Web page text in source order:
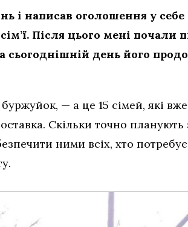
і написав оголошення у себе
Після цього мені почали
день його
— а це 15 сімей, які
Скільки точно
ними всіх, хто